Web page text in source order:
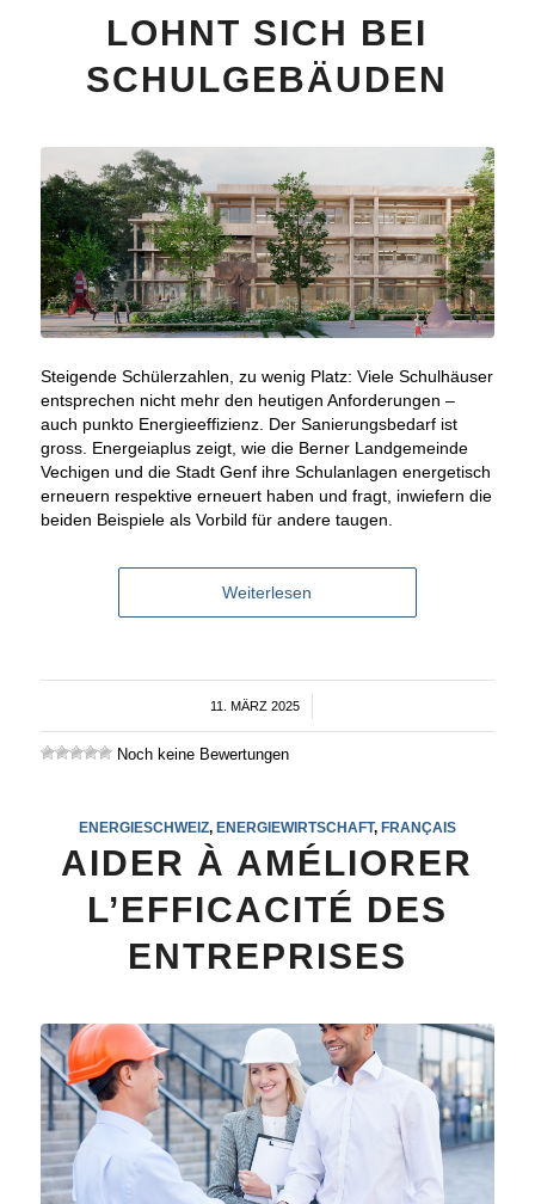
LOHNT SICH BEI
SCHULGEBÄUDEN
Steigende Schülerzahlen, zu wenig Platz: Viele Schulhäuser
entsprechen nicht mehr den heutigen Anforderungen –
auch punkto Energieeffizienz. Der Sanierungsbedarf ist
gross. Energeiaplus zeigt, wie die Berner Landgemeinde
Vechigen und die Stadt Genf ihre Schulanlagen energetisch
erneuern respektive erneuert haben und fragt, inwiefern die
beiden Beispiele als Vorbild für andere taugen.
Weiterlesen
11. MÄRZ 2025
/
Noch keine Bewertungen
ENERGIESCHWEIZ, ENERGIEWIRTSCHAFT, FRANÇAIS
AIDER À AMÉLIORER
L’EFFICACITÉ DES
ENTREPRISES